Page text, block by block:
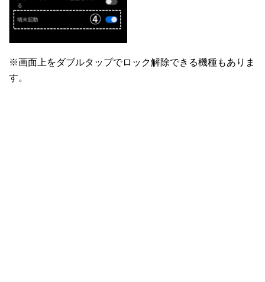
※画面上をダブルタップでロック解除できる機種もありま
す。